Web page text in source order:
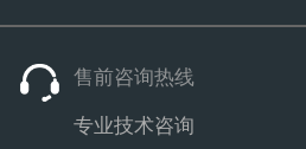
售前咨询热线
专业技术咨询